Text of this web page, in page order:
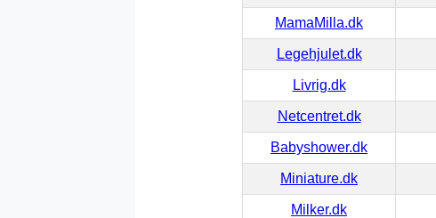
MamaMilla.dk
Legehjulet.dk
Livrig.dk
Netcentret.dk
Babyshower.dk
Miniature.dk
Milker.dk